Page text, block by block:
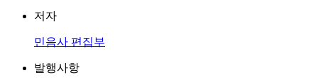
저자
민음사 편집부
발행사항